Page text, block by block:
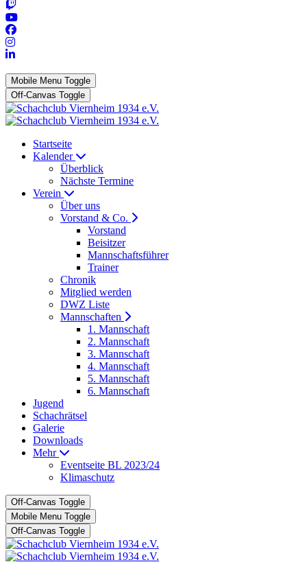
Mobile Menu Toggle
Off-Canvas Toggle
Startseite
Kalender
Überblick
Nächste Termine
Verein
Über uns
Vorstand & Co.
Vorstand
Beisitzer
Mannschaftsführer
Trainer
Chronik
Mitglied werden
DWZ Liste
Mannschaften
1. Mannschaft
2. Mannschaft
3. Mannschaft
4. Mannschaft
5. Mannschaft
6. Mannschaft
Jugend
Schachrätsel
Galerie
Downloads
Mehr
Eventseite BL 2023/24
Klimaschutz
Off-Canvas Toggle
Mobile Menu Toggle
Off-Canvas Toggle